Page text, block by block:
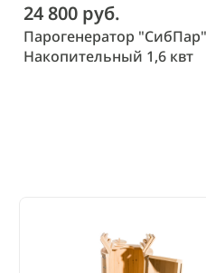
24 800 руб.
Парогенератор "СибПар"
Накопительный 1,6 квт